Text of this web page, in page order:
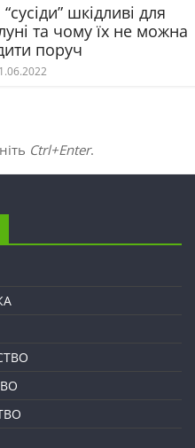
“сусіди” шкідливі для
та чому їх не можна
поруч
Ctrl+Enter.